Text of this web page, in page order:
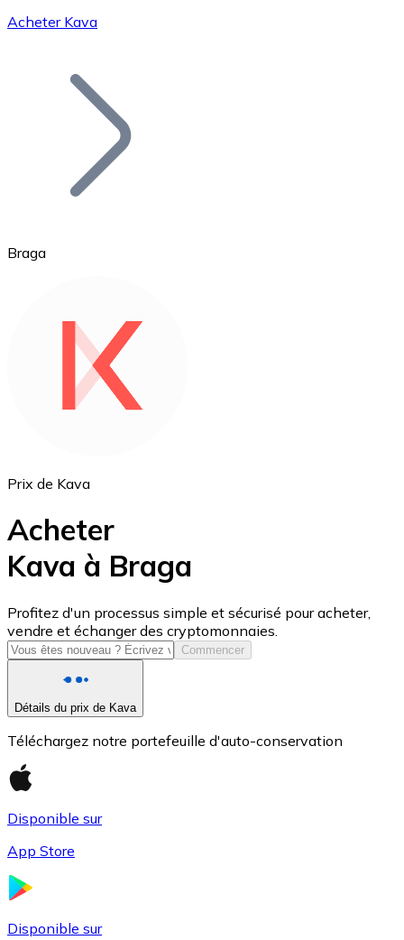
Bitcoin
Ethereum
USD Coin
USDC
Acheter Kava
Braga
Prix de Kava
Acheter
Kava à Braga
Profitez d'un processus simple et sécurisé pour acheter,
vendre et échanger des cryptomonnaies.
Commencer
Détails du prix de Kava
Téléchargez notre portefeuille d'auto-conservation
Disponible sur
App Store
Disponible sur